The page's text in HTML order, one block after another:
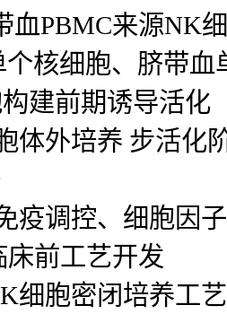
血PBMC来源NK
核细胞、脐带
建前期诱导活化
体外培养 步活化
疫调控、细胞因
床前工艺开发
细胞密闭培养工